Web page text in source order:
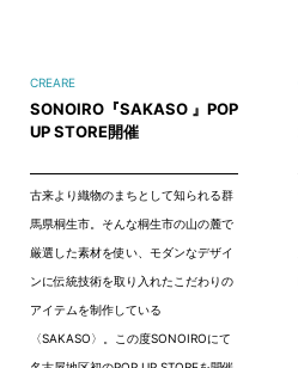
CREARE
SONOIRO『SAKASO 』POP
UP STORE開催
古来より織物のまちとして知られる群
馬県桐生市。そんな桐生市の山の麓で
厳選した素材を使い、モダンなデザイ
ンに伝統技術を取り入れたこだわりの
アイテムを制作している
〈SAKASO〉。この度SONOIROにて